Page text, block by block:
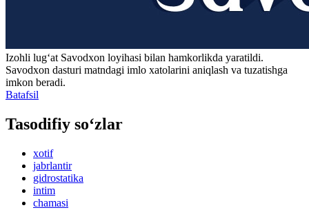
Izohli lugʻat Savodxon loyihasi bilan hamkorlikda yaratildi.
Savodxon dasturi matndagi imlo xatolarini aniqlash va tuzatishga
imkon beradi.
Batafsil
Tasodifiy so‘zlar
xotif
jabrlantir
gidrostatika
intim
chamasi